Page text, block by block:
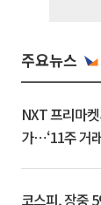
주요뉴스
NXT 프리마
가⋯‘11주 거
코스피, 장중